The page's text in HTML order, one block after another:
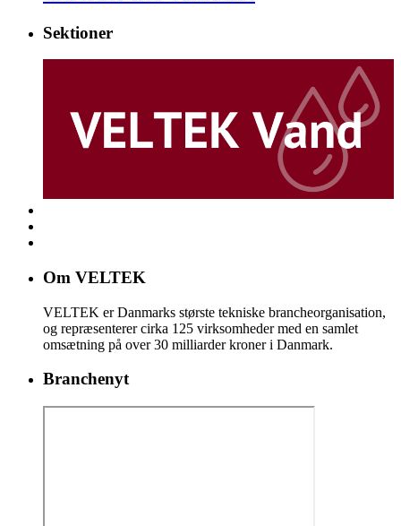
Sektioner
Om VELTEK
VELTEK er Danmarks største tekniske brancheorganisation,
og repræsenterer cirka 125 virksomheder med en samlet
omsætning på over 30 milliarder kroner i Danmark.
Branchenyt